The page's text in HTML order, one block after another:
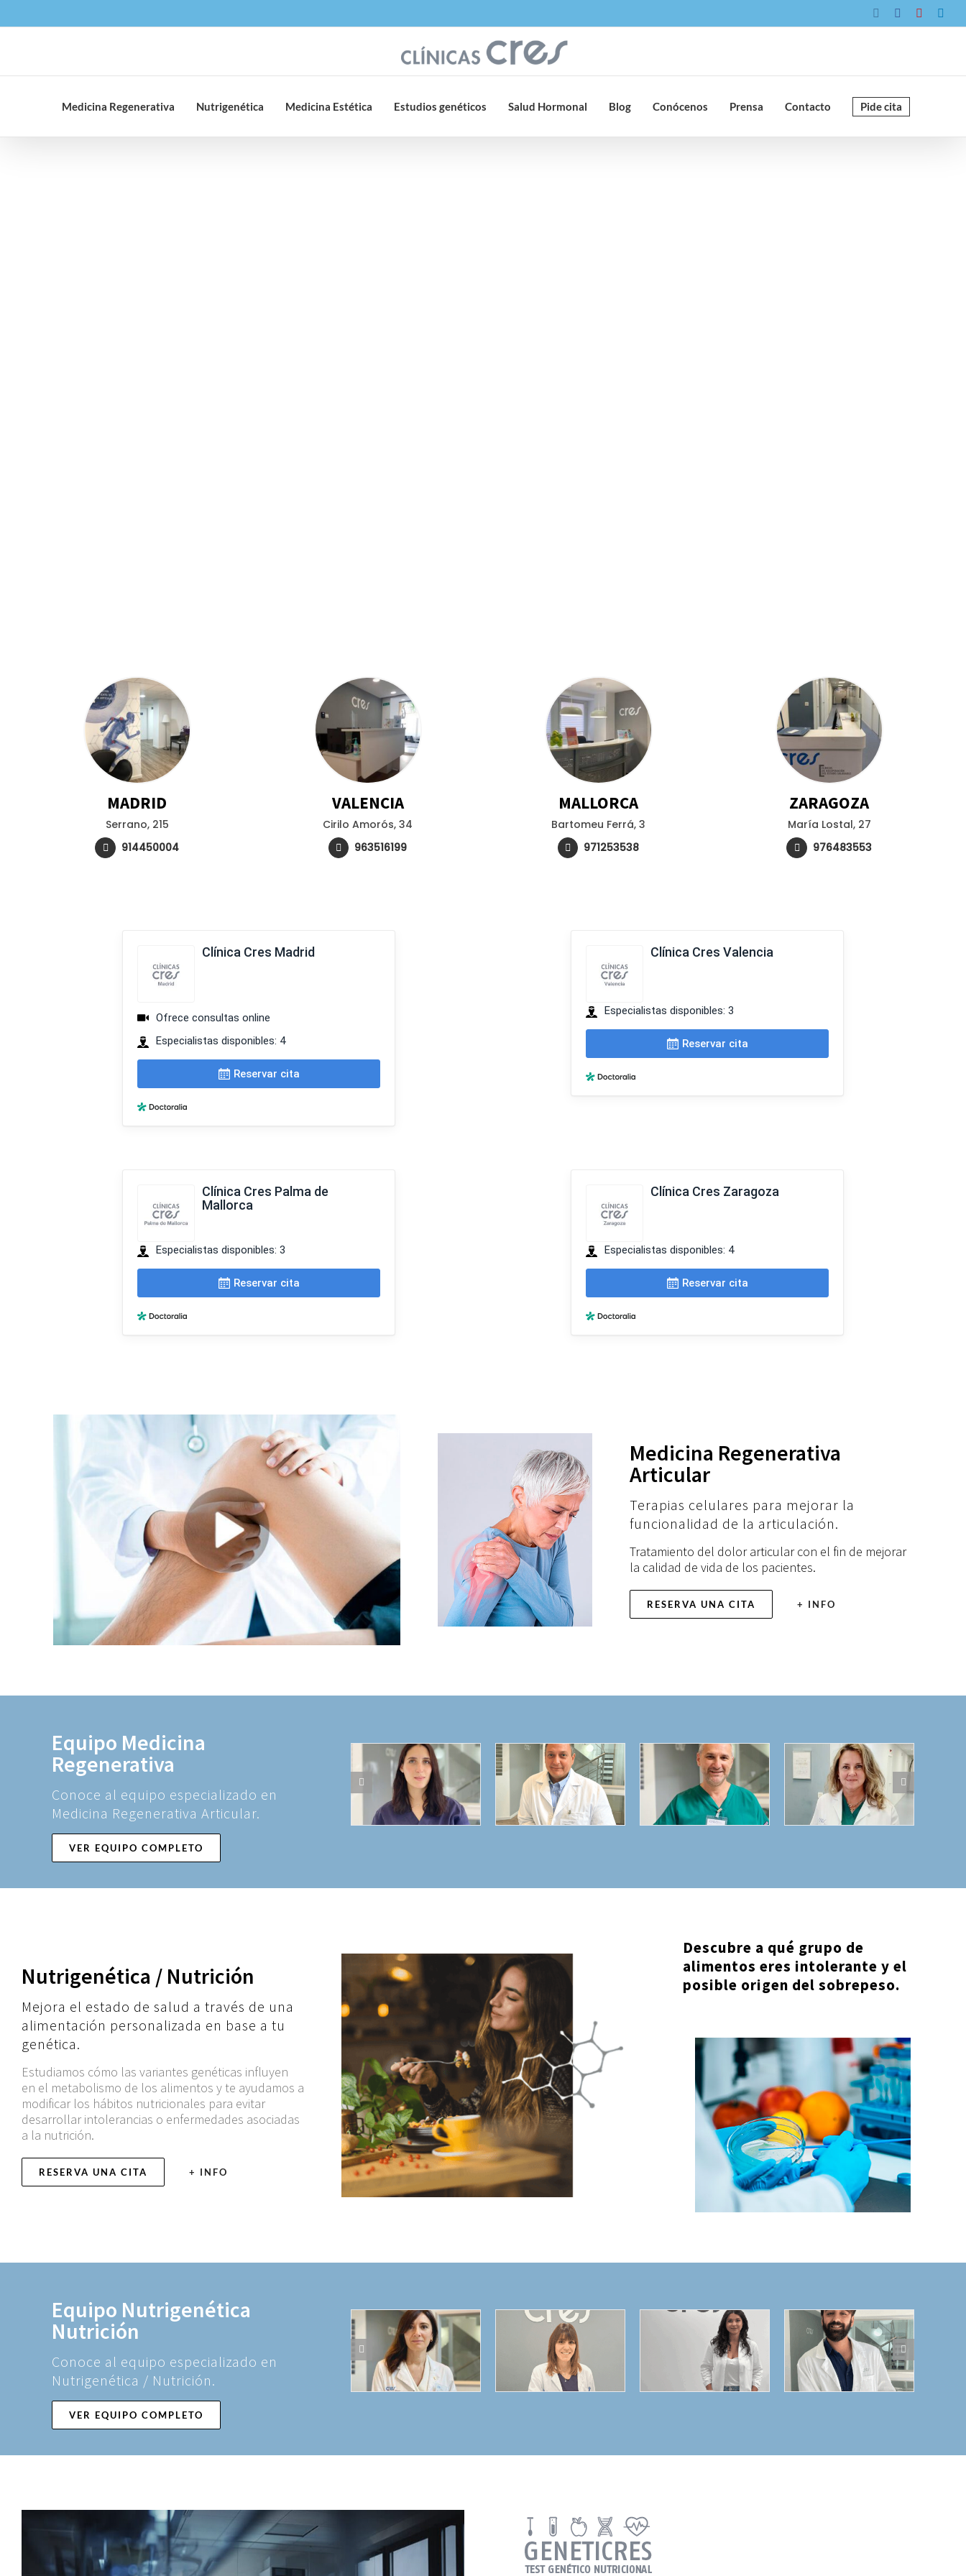
al
InstagramFacebookYouTube
Medicina Regenerativa Nutrigenética Medicina Estética Estudios genéticos Salud Hormonal Blog Conócenos Prensa Contacto Pide cita
MADRID
Serrano, 215
914450004
VALENCIA
Cirilo Amorós, 34
963516199
MALLORCA
Bartomeu Ferrá, 3
971253538
ZARAGOZA
María Lostal, 27
976483553
Medicina Regenerativa
Articular
Terapias celulares para mejorar la
funcionalidad de la articulación.
Tratamiento del dolor articular con el fin de mejorar
la calidad de vida de los pacientes.
RESERVA UNA CITA + INFO
Equipo Medicina
Regenerativa
Conoce al equipo especializado en
Medicina Regenerativa Articular.
VER EQUIPO COMPLETO
Nutrigenética / Nutrición
Mejora el estado de salud a través de una
alimentación personalizada en base a tu
genética.
Estudiamos cómo las variantes genéticas influyen
en el metabolismo de los alimentos y te ayudamos a
modificar los hábitos nutricionales para evitar
desarrollar intolerancias o enfermedades asociadas
a la nutrición.
RESERVA UNA CITA + INFO
Descubre a qué grupo de
alimentos eres intolerante y el
posible origen del sobrepeso.
Equipo Nutrigenética
Nutrición
Conoce al equipo especializado en
Nutrigenética / Nutrición.
VER EQUIPO COMPLETO